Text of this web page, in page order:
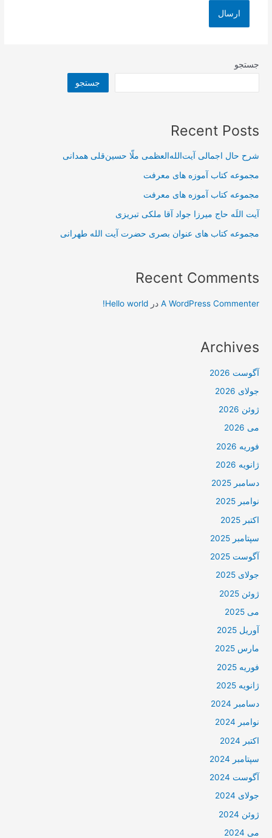
جستجو
جستجو
Recent Posts
شرح حال اجمالی آیت‌الله‌العظمی ملّا حسین‌قلی همدانی
مجموعه کتاب آموزه های معرفت
مجموعه کتاب آموزه های معرفت
آیت اللَه حاج میرزا جواد آقا ملکی تبریزی
مجموعه کتاب های عنوان بصری حضرت آیت الله طهرانی
Recent Comments
A WordPress Commenter درHello world!
Archives
آگوست 2026
جولای 2026
ژوئن 2026
می 2026
فوریه 2026
ژانویه 2026
دسامبر 2025
نوامبر 2025
اکتبر 2025
سپتامبر 2025
آگوست 2025
جولای 2025
ژوئن 2025
می 2025
آوریل 2025
مارس 2025
فوریه 2025
ژانویه 2025
دسامبر 2024
نوامبر 2024
اکتبر 2024
سپتامبر 2024
آگوست 2024
جولای 2024
ژوئن 2024
می 2024